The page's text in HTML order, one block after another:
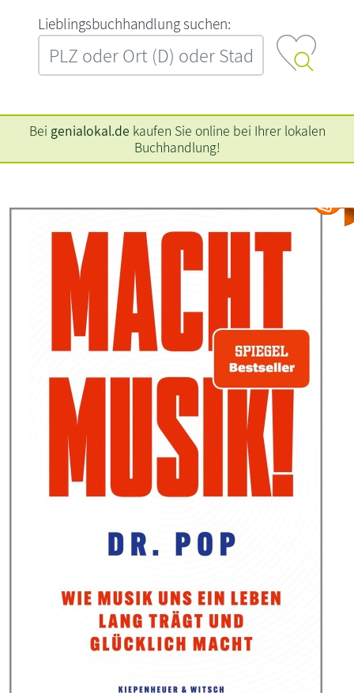
L‍i‍e‍b‍l‍i‍n‍g‍s‍b‍u‍c‍h‍h‍a‍n‍d‍l‍u‍n‍g‍ ‍s‍u‍c‍h‍e‍n‍:‍
Bei genialokal.de kaufen Sie online bei Ihrer lokalen
Buchhandlung!